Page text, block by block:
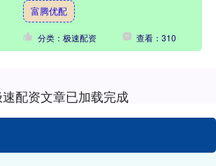
富腾优配
分类：极速配资 查看：310
配资文章已加载完成